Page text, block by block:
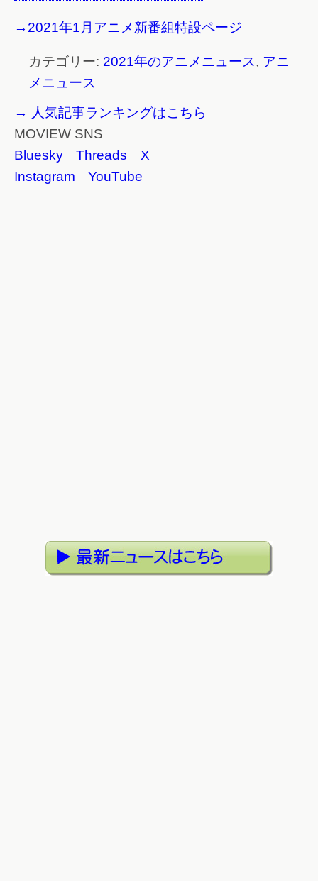
→2021年1月アニメ新番組特設ページ
カテゴリー: 2021年のアニメニュース, アニ
メニュース
→ 人気記事ランキングはこちら
MOVIEW SNS
Bluesky
Threads
X
Instagram
YouTube